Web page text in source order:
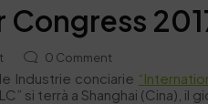
0 Comment
Industrie conciarie
si terrà a Shanghai (Cina), il